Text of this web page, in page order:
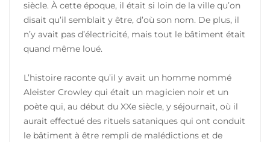
siècle. À cette époque, il était si loin de la ville qu’on
disait qu’il semblait y être, d’où son nom. De plus, il
n’y avait pas d’électricité, mais tout le bâtiment était
quand même loué.
L’histoire raconte qu’il y avait un homme nommé
Aleister Crowley qui était un magicien noir et un
poète qui, au début du XXe siècle, y séjournait, où il
aurait effectué des rituels sataniques qui ont conduit
le bâtiment à être rempli de malédictions et de